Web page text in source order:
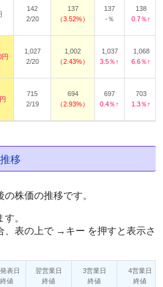
142
2/20
137
3.52%
137
-％
138
0.7％↑
円
1,027
2/20
1,002
2.43%
1,037
3.5％↑
1,068
6.6％↑
715
2/19
694
2.93%
697
0.4％↑
703
1.3％↑
移
株価の推移です。
。
、表の上で →キー を押すと表示さ
表日
値
翌営業日
終値
3営業日
終値
4営業日
終値